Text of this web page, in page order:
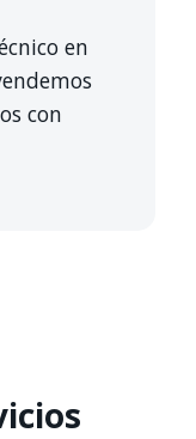
en
con